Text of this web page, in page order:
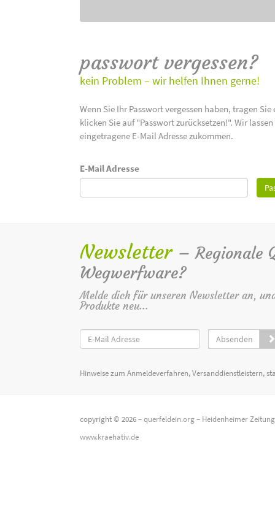
passwort vergessen?
kein Problem – wir helfen Ihnen gerne!
Wenn Sie Ihr Passwort vergessen haben, tragen
klicken Sie auf "Passwort zurücksetzen!". Wir
eingetragene E-Mail Adresse zukommen.
E-Mail Adresse
Newsletter – Regionale
Wegwerfware?
Melde dich für unseren Newsletter an,
Produkte neu...
Absenden
Hinweise zum Anmeldeverfahren, Versanddienstleistern,
copyright © 2026 –querfeldein.org– Heidenheimer
www.kraehativ.de